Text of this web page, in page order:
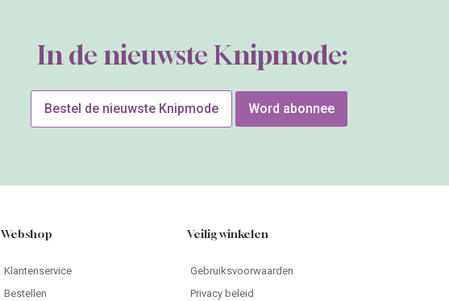
In de nieuwste Knipmode:
Bestel de nieuwste Knipmode Word abonnee
Webshop
Klantenservice
Bestellen
Veilig winkelen
Gebruiksvoorwaarden
Privacy beleid